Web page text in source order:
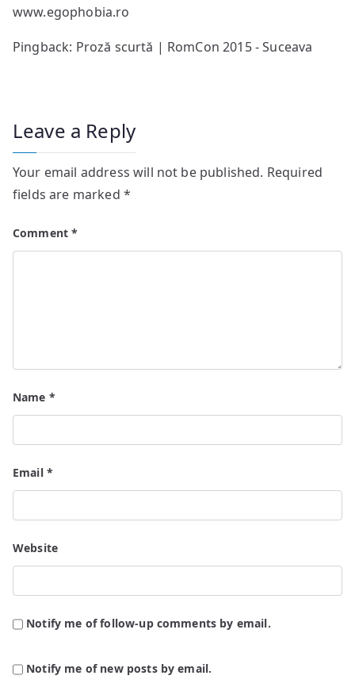
www.egophobia.ro
Pingback: Proză scurtă | RomCon 2015 - Suceava
Leave a Reply
Your email address will not be published. Required
fields are marked *
Comment*
Name *
Email *
Website
Notify me of follow-up comments by email.
Notify me of new posts by email.